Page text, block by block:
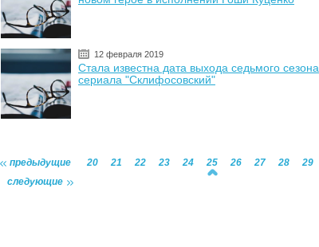
12 февраля 2019
Стала известна дата выхода седьмого сезона
сериала "Склифосовский"
предыдущие 20 21 22 23 24 25 26 27 28 29
следующие